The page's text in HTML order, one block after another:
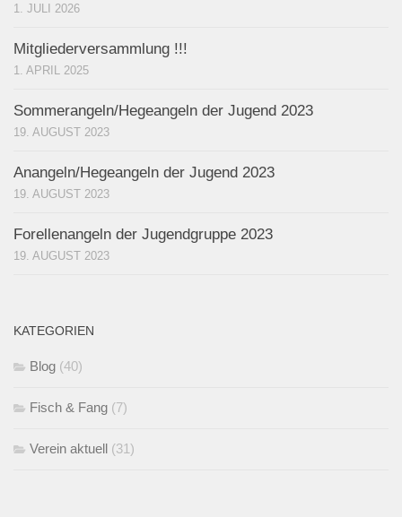
1. JULI 2026
Mitgliederversammlung !!!
1. APRIL 2025
Sommerangeln/Hegeangeln der Jugend 2023
19. AUGUST 2023
Anangeln/Hegeangeln der Jugend 2023
19. AUGUST 2023
Forellenangeln der Jugendgruppe 2023
19. AUGUST 2023
KATEGORIEN
Blog (40)
Fisch & Fang (7)
Verein aktuell (31)